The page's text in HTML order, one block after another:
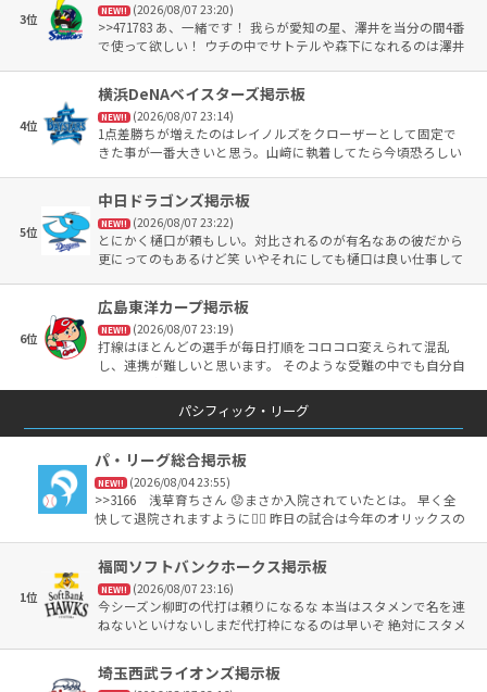
3位 NEW!! (2026/08/07 23:20)
>>471783 あ、一緒です！ 我らが愛知の星、澤井を当分の間4番
で使って欲しい！ ウチの中でサトテルや森下になれるのは澤井
よ。 武岡よりロマンがあるしね。 サードのエラーは村上で慣
れてるし…
4位
横浜DeNAベイスターズ掲示板
NEW!! (2026/08/07 23:14)
1点差勝ちが増えたのはレイノルズをクローザーとして固定で
きた事が一番大きいと思う。山﨑に執着してたら今頃恐ろしい
5位
中日ドラゴンズ掲示板
NEW!! (2026/08/07 23:22)
とにかく樋口が頼もしい。対比されるのが有名なあの彼だから
更にってのもあるけど笑 いやそれにしても樋口は良い仕事して
6位
広島東洋カープ掲示板
NEW!! (2026/08/07 23:19)
打線はほとんどの選手が毎日打順をコロコロ変えられて混乱
し、連携が難しいと思います。 そのような受難の中でも自分自
パシフィック・リーグ
パ・リーグ総合掲示板
NEW!! (2026/08/04 23:55)
>>3166 浅草育ちさん 😟まさか入院されていたとは。 早く全
快して退院されますように🙂‍↕️ 昨日の試合は今年のオリックスの
したが、現地のオリックスファンの熱気が凄かったですね✨ 😅
来田のサヨナラの瞬間には自宅で絶叫してしまいました❗️ 今日
のマリーンズは5対3で西武に勝利👍 益田投手がNPB史上4人目
の通算250セーブ🏆 凄い記録ですね✨おめでとうございます😊
繰り返しになりますが、浅草育ちさんも早く退院なされてZOZ
Oマリンスタジアムでマリーンズの応援📣を楽しんで下さい🏟️
また今年の夏は格別に暑いので身体を労って下さい🙂‍↕️
1位
福岡ソフトバンクホークス掲示板
NEW!! (2026/08/07 23:16)
今シーズン柳町の代打は頼りになるな 本当はスタメンで名を連
ねないといけないしまだ代打枠になるのは早いぞ 絶対にスタメ
埼玉西武ライオンズ掲示板